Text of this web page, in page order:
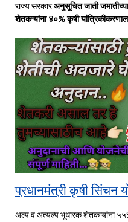
राज्य सरकारअनुसूचित जाती
शेतकऱ्यांना ४०% कृषी
प्रधानमंत्री कृषी सिंचन
अल्प व अत्यल्प भूधारक शेतकऱ्यांना